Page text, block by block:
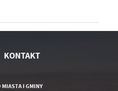
KONTAKT
MIASTA I GMINY